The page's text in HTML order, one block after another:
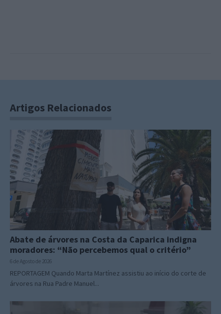
Artigos Relacionados
Abate de árvores na Costa da Caparica indigna
moradores: “Não percebemos qual o critério”
6 de Agosto de 2026
REPORTAGEM Quando Marta Martínez assistiu ao início do corte de
árvores na Rua Padre Manuel...